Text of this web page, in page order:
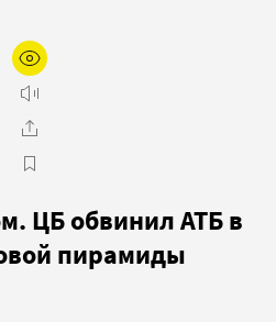
ЦБ обвинил АТБ в
пирамиды